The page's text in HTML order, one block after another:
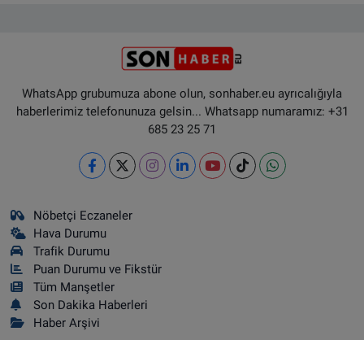
WhatsApp grubumuza abone olun, sonhaber.eu ayrıcalığıyla
haberlerimiz telefonunuza gelsin... Whatsapp numaramız: +31
685 23 25 71
Nöbetçi Eczaneler
Hava Durumu
Trafik Durumu
Puan Durumu ve Fikstür
Tüm Manşetler
Son Dakika Haberleri
Haber Arşivi